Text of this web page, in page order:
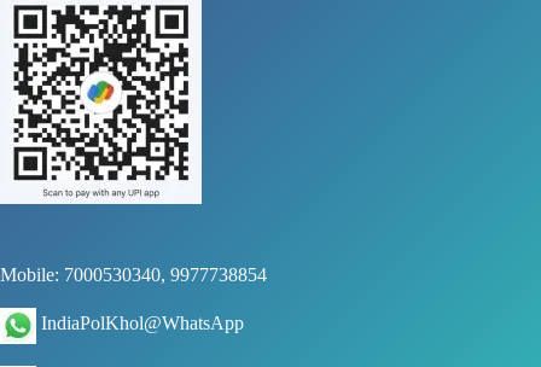
Mobile: 7000530340, 9977738854
IndiaPolKhol@WhatsApp